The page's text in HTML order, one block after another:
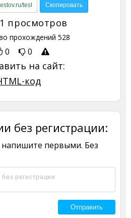
просмотров
прохождений 528
0 0
на сайт:
код
без регистрации:
первыми. Без